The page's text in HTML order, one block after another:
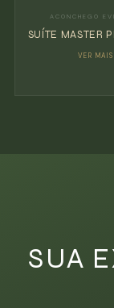
ACONCHEGO
SUÍTE MASTER
VER MAIS
SUA